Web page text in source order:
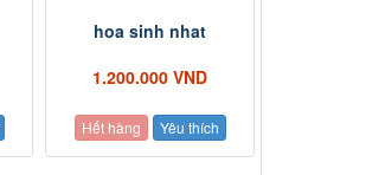
hoa sinh nhat
1.200.000 VND
Hết hàng Yêu thích